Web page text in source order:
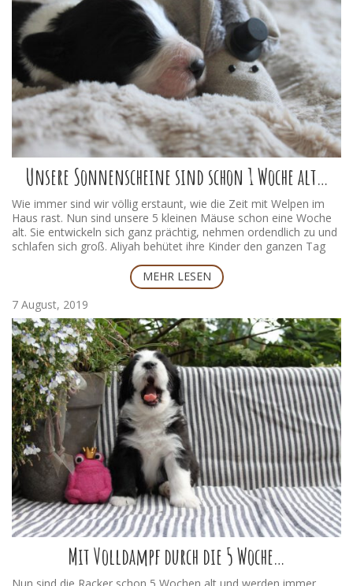
Unsere Sonnenscheine sind schon 1 Woche alt…
Wie immer sind wir völlig erstaunt, wie die Zeit mit Welpen im
Haus rast. Nun sind unsere 5 kleinen Mäuse schon eine Woche
alt. Sie entwickeln sich ganz prächtig, nehmen ordendlich zu und
schlafen sich groß. Aliyah behütet ihre Kinder den ganzen Tag
sie zu verwöhnen. Viel gibt es in der ersten Woche nicht zur
berichten, daher kommen wir gleich zu den Fotos:
schwarzer Junge
Brauner Junge
MEHR LESEN
7 August, 2019
Mit Volldampf durch die 5 Woche…